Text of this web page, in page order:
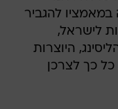
להגביר
לישראל,
היוצרות
כל כך לצרכן